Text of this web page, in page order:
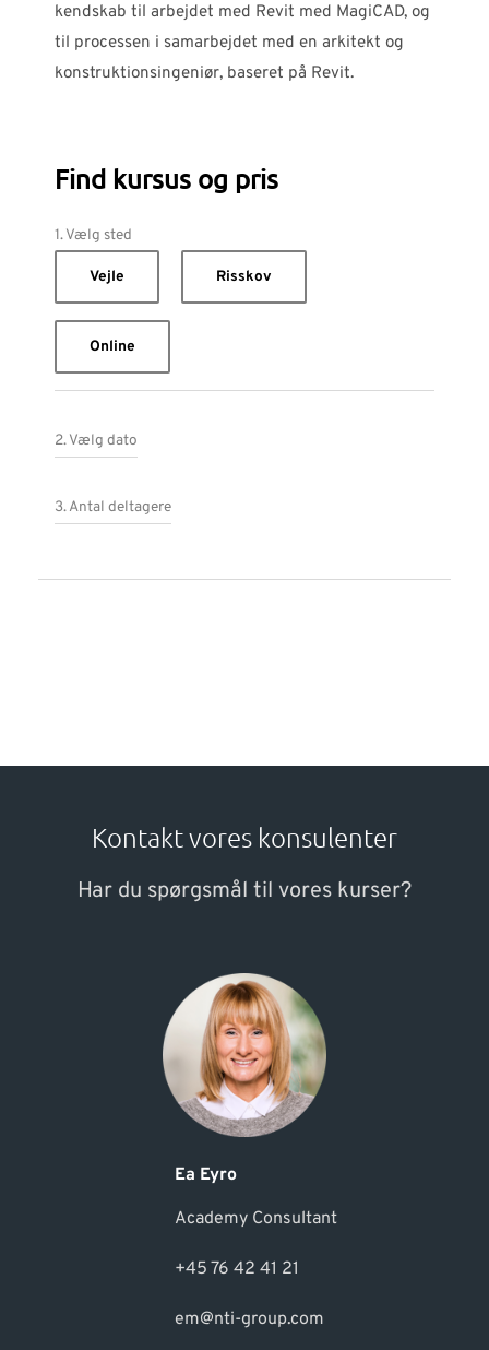
kendskab til arbejdet med Revit med MagiCAD, og
til processen i samarbejdet med en arkitekt og
konstruktionsingeniør, baseret på Revit.
Find kursus og pris
1. Vælg sted
Vejle Risskov
Online
2. Vælg dato
3. Antal deltagere
Kontakt vores konsulenter
Har du spørgsmål til vores kurser?
Ea Eyro
Academy Consultant
+45 76 42 41 21
em@nti-group.com